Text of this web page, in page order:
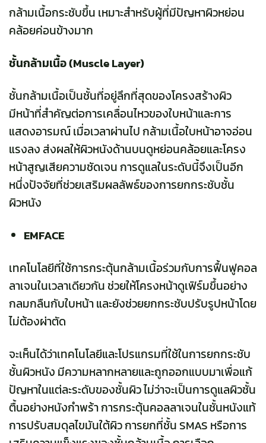
กล้ามเนื้อกระชับขึ้น เหมาะสำหรับผู้ที่มีปัญหาผิวหย่อน
คล้อยค่อนข้างมาก
ชั้นกล้ามเนื้อ (Muscle Layer)
ชั้นกล้ามเนื้อเป็นชั้นที่อยู่ลึกที่สุดของโครงสร้างผิว
มีหน้าที่สำคัญต่อการเคลื่อนไหวของใบหน้าและการ
แสดงอารมณ์ เมื่อเวลาผ่านไป กล้ามเนื้อใบหน้าอาจอ่อน
แรงลง ส่งผลให้ผิวหนังด้านบนดูหย่อนคล้อยและโครง
หน้าสูญเสียความชัดเจน การดูแลในระดับนี้จึงเป็นอีก
หนึ่งปัจจัยที่ช่วยเสริมผลลัพธ์ของการยกกระชับชั้น
ผิวหนัง
EMFACE
เทคโนโลยีที่ใช้การกระตุ้นกล้ามเนื้อร่วมกับการฟื้นฟูคอล
ลาเจนในเวลาเดียวกัน ช่วยให้โครงหน้าดูเฟิร์มขึ้นอย่าง
กลมกลืนกับใบหน้า และยังช่วยยกกระชับปรับรูปหน้าโดย
ไม่ต้องผ่าตัด
จะเห็นได้ว่าเทคโนโลยีและโปรแกรมที่ใช้ในการยกกระชับ
ชั้นผิวหนัง มีความหลากหลายและถูกออกแบบมาเพื่อแก้
ปัญหาในแต่ละระดับของชั้นผิว ไม่ว่าจะเป็นการดูแลผิวชั้น
ตื้นอย่างหนังกำพร้า การกระตุ้นคอลลาเจนในชั้นหนังแท้
การปรับสมดุลไขมันใต้ผิว การยกที่ชั้น SMAS หรือการ